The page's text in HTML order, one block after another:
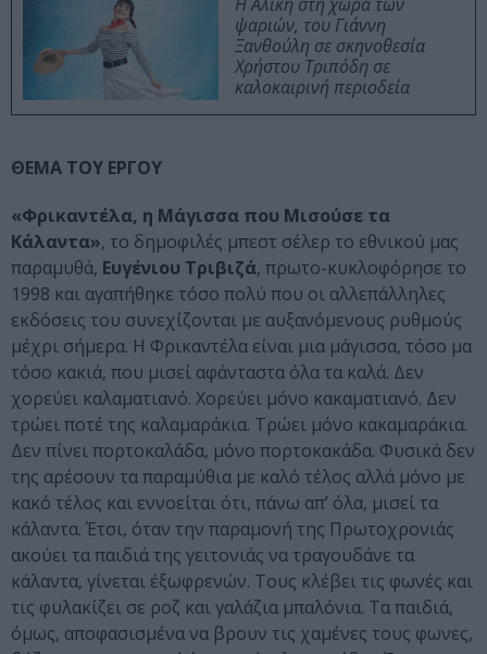
ψαριών, του Γιάννη
Ξανθούλη σε σκηνοθεσία
Χρήστου Τριπόδη σε
καλοκαιρινή περιοδεία
ΘΕΜΑ ΤΟΥ ΕΡΓΟΥ
«Φρικαντέλα, η Μάγισσα που Μισούσε τα
Κάλαντα», το δημοφιλές μπεστ σέλερ το εθνικού μας
παραμυθά, Ευγένιου Τριβιζά, πρωτο-κυκλοφόρησε το
1998 και αγαπήθηκε τόσο πολύ που οι αλλεπάλληλες
εκδόσεις του συνεχίζονται με αυξανόμενους ρυθμούς
μέχρι σήμερα. Η Φρικαντέλα είναι μια μάγισσα, τόσο μα
τόσο κακιά, που μισεί αφάνταστα όλα τα καλά. Δεν
χορεύει καλαματιανό. Χορεύει μόνο κακαματιανό. Δεν
τρώει ποτέ της καλαμαράκια. Τρώει μόνο κακαμαράκια.
Δεν πίνει πορτοκαλάδα, μόνο πορτοκακάδα. Φυσικά δεν
της αρέσουν τα παραμύθια με καλό τέλος αλλά μόνο με
κακό τέλος και εννοείται ότι, πάνω απ’ όλα, μισεί τα
κάλαντα. Έτσι, όταν την παραμονή της Πρωτοχρονιάς
ακούει τα παιδιά της γειτονιάς να τραγουδάνε τα
κάλαντα, γίνεται έξωφρενών. Τους κλέβει τις φωνές και
τις φυλακίζει σε ροζ και γαλάζια μπαλόνια. Τα παιδιά,
όμως, αποφασισμένα να βρουν τις χαμένες τους φωνες,